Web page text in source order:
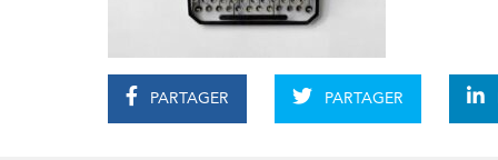
PARTAGER PARTAGER